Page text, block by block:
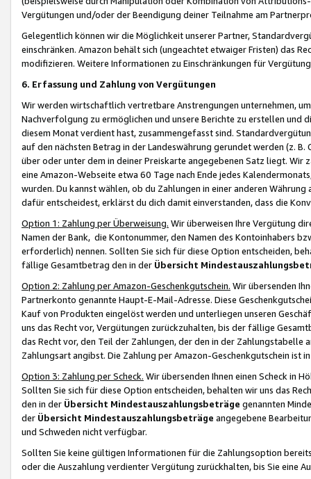
Vergütungen und/oder der Beendigung deiner Teilnahme am
Gelegentlich können wir die Möglichkeit unserer Partner,
einschränken. Amazon behält sich (ungeachtet etwaiger Fristen) das
modifizieren. Weitere Informationen zu Einschränkungen für
6. Erfassung und Zahlung von Vergütungen
Wir werden wirtschaftlich vertretbare Anstrengungen unternehmen,
Nachverfolgung zu ermöglichen und unsere Berichte zu erstellen und
diesem Monat verdient hast, zusammengefasst sind.
auf den nächsten Betrag in der Landeswährung gerundet werden (z.
über oder unter dem in deiner Preiskarte angegebenen Satz liegt.
eine Amazon-Webseite etwa 60 Tage nach Ende jedes
wurden. Du kannst wählen, ob du Zahlungen in einer anderen
dafür entscheidest, erklärst du dich damit einverstanden, dass die
Option 1: Zahlung per Überweisung. Wir überweisen Ihre Vergütung
Namen der Bank, die Kontonummer, den Namen des Kontoinhabers
erforderlich) nennen. Sollten Sie sich für diese Option entscheiden,
fällige Gesamtbetrag den in der Übersicht
Option 2: Zahlung per Amazon-Geschenkgutschein. Wir übersenden
Partnerkonto genannte Haupt-E-Mail-Adresse. Diese
Kauf von Produkten eingelöst werden und unterliegen unseren
uns das Recht vor, Vergütungen zurückzuhalten, bis der fällige
das Recht vor, den Teil der Zahlungen, der den in der
Zahlungsart angibst. Die Zahlung per Amazon-Geschenkgutschein ist
Option 3: Zahlung per Scheck. Wir übersenden Ihnen einen Scheck in
Sollten Sie sich für diese Option entscheiden, behalten wir uns das
den in der Übersicht Mindestauszahlungsbeträge genannten
der Übersicht Mindestauszahlungsbeträge angegebene
und Schweden nicht verfügbar.
Sollten Sie keine gültigen Informationen für die Zahlungsoption
oder die Auszahlung verdienter Vergütung zurückhalten, bis Sie